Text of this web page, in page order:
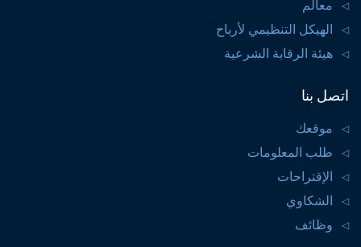
معالم
الهيكل التنظيمي لأرباح
هيئة الرقابة الشرعية
اتصل بنا
موقعك
طلب المعلومات
الإقتراحات
الشكاوي
وظائف